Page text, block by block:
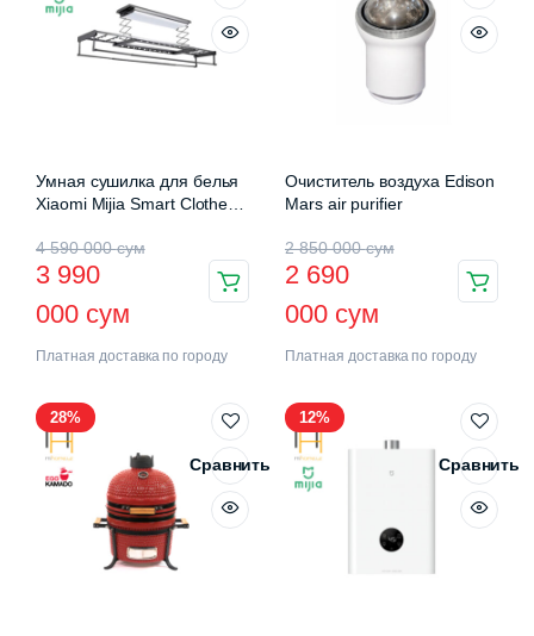
Умная сушилка для белья
Xiaomi Mijia Smart Clothes
4 590 000сум
3 990
000 сум
Платная доставка по городу
Очиститель воздуха Edison
Mars air purifier
2 850 000сум
2 690
000 сум
Платная доставка по городу
28%
Сравнить
12%
Сравнить